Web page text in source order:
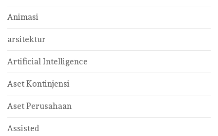
Animasi
arsitektur
Artificial Intelligence
Aset Kontinjensi
Aset Perusahaan
Assisted